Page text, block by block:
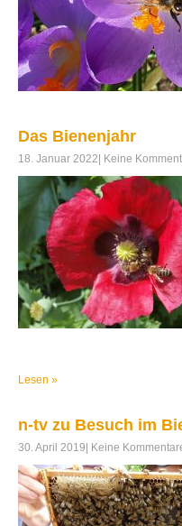
Das Bienenjahr
18. Januar 2022 Keine
Lesen »
n-tv zu Besuch im
30. April 2019 Keine